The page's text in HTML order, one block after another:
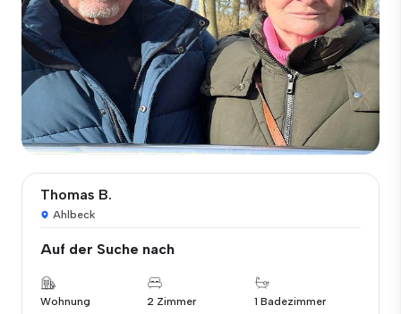
Thomas B.
Ahlbeck
Auf der Suche nach
Wohnung 2 Zimmer 1 Badezimmer